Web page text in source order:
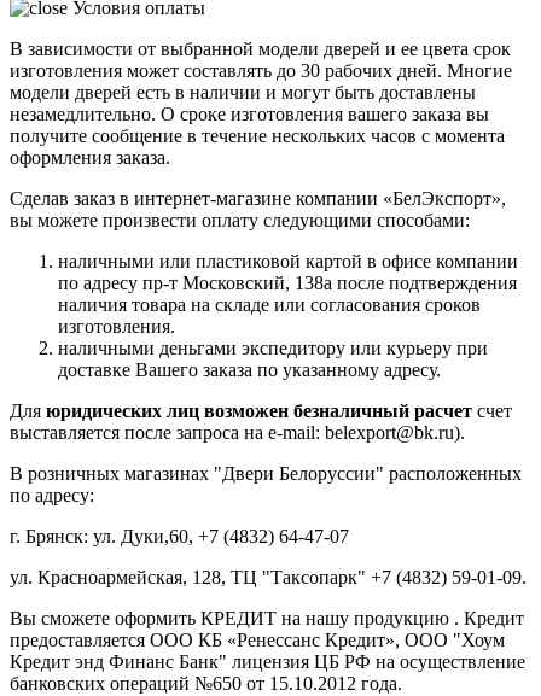
Условия оплаты
В зависимости от выбранной модели дверей и ее цвета срок
изготовления может составлять до 30 рабочих дней. Многие
модели дверей есть в наличии и могут быть доставлены
незамедлительно. О сроке изготовления вашего заказа вы
получите сообщение в течение нескольких часов с момента
оформления заказа.
Сделав заказ в интернет-магазине компании «БелЭкспорт»,
вы можете произвести оплату следующими способами:
наличными или пластиковой картой в офисе компании
по адресу пр-т Московский, 138а после подтверждения
наличия товара на складе или согласования сроков
изготовления.
наличными деньгами экспедитору или курьеру при
доставке Вашего заказа по указанному адресу.
Для юридических лиц возможен безналичный расчет счет
выставляется после запроса на e-mail: belexport@bk.ru).
В розничных магазинах "Двери Белоруссии" расположенных
по адресу:
г. Брянск: ул. Дуки,60, +7 (4832) 64-47-07
ул. Красноармейская, 128, ТЦ "Таксопарк" +7 (4832) 59-01-09.
Вы сможете оформить КРЕДИТ на нашу продукцию . Кредит
предоставляется ООО КБ «Ренессанс Кредит», ООО "Хоум
Кредит энд Финанс Банк" лицензия ЦБ РФ на осуществление
банковских операций №650 от 15.10.2012 года.